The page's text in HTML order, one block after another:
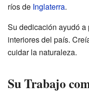
ríos de Inglaterra.
Su dedicación ayudó
interiores del país.
cuidar la naturaleza.
Su Trabajo